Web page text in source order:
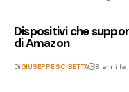
Dispositivi che
di Amazon
DiGIUSEPPE SCIBETTA 8 anni fa